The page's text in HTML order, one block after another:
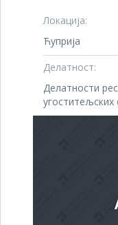
Локација:
Ћуприја
Делатност:
Делатности
угоститељских